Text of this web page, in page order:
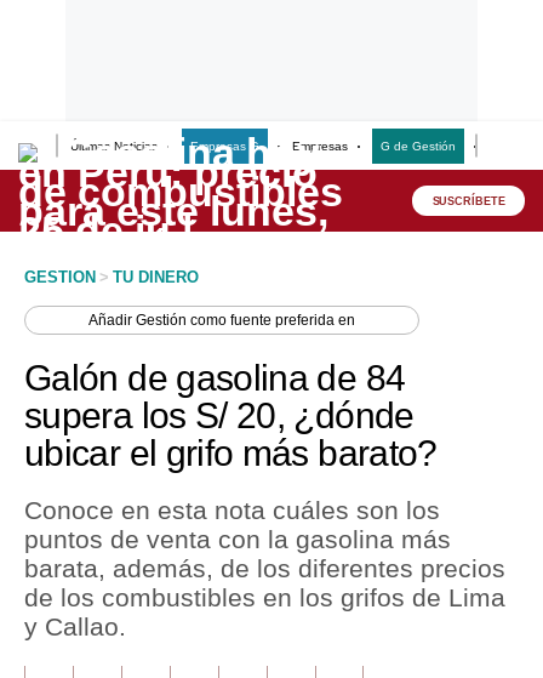
Últimas Noticias Empresas G Empresas G de Gestión
Lo último
Peru Quiosco
Economía
Mercados
Política
Tu Dinero
Finanzas Personales
SUSCRÍBETE
GESTION > TU DINERO
AñadirGestión como fuente preferida en
Galón de gasolina de 84
supera los S/ 20, ¿dónde
ubicar el grifo más barato?
Conoce en esta nota cuáles son los
puntos de venta con la gasolina más
barata, además, de los diferentes precios
de los combustibles en los grifos de Lima
y Callao.